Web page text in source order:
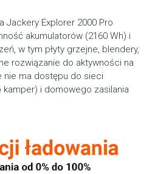
Jackery Explorer 2000 Pro
akumulatorów (2160 Wh) i
w tym płyty grzejne, blendery,
rozwiązanie do aktywności na
nie ma dostępu do sieci
i domowego zasilania